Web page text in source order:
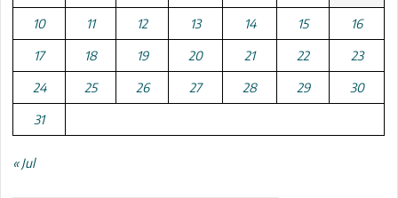
10 11 12 13 14 15 16
17 18 19 20 21 22 23
24 25 26 27 28 29 30
31
« Jul